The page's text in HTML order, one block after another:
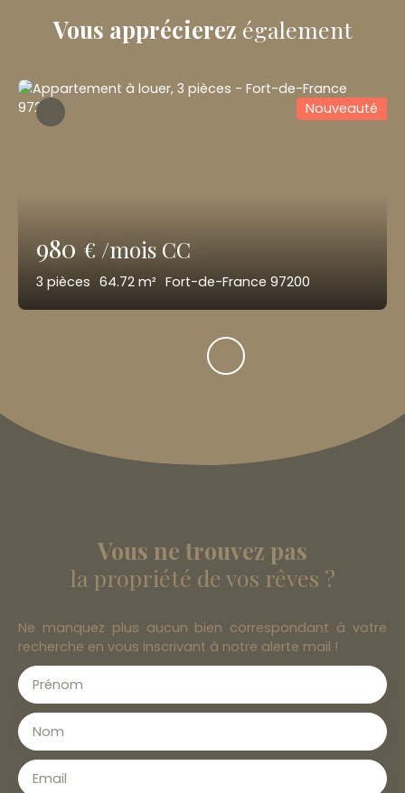
Vous apprécierez également
980 € /mois CC
3 pièces 64.72 m² Fort-de-France 97200
Nouveauté
Vous ne trouvez pas
la propriété de vos rêves ?
Ne manquez plus aucun bien correspondant à votre
recherche en vous inscrivant à notre alerte mail !
Prénom
Nom
Email